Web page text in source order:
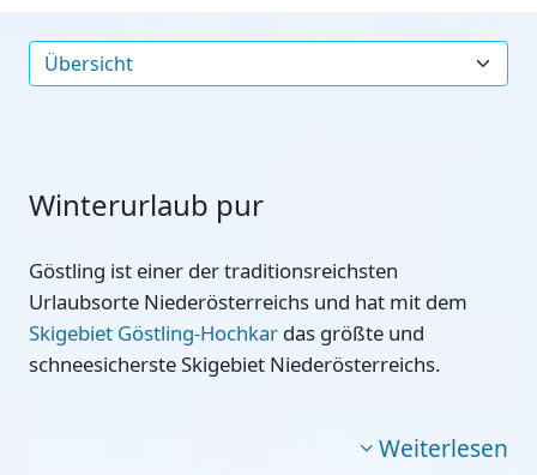
Winterurlaub pur
Göstling ist einer der traditionsreichsten
Urlaubsorte Niederösterreichs und hat mit dem
Skigebiet Göstling-Hochkar das größte und
schneesicherste Skigebiet Niederösterreichs.
Weiterlesen